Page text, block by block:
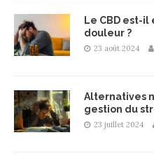
Le CBD est-
douleur ?
23 août 2024
Alternatives
gestion du
23 juillet 2024